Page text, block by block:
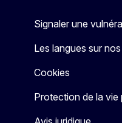
Signaler une
Les langues sur
Cookies
Protection de la vie